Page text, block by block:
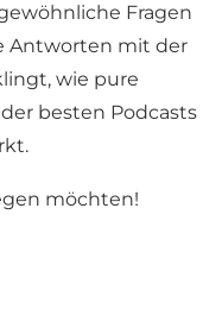
Fragen
Antworten mit der
wie pure
besten Podcasts
möchten!